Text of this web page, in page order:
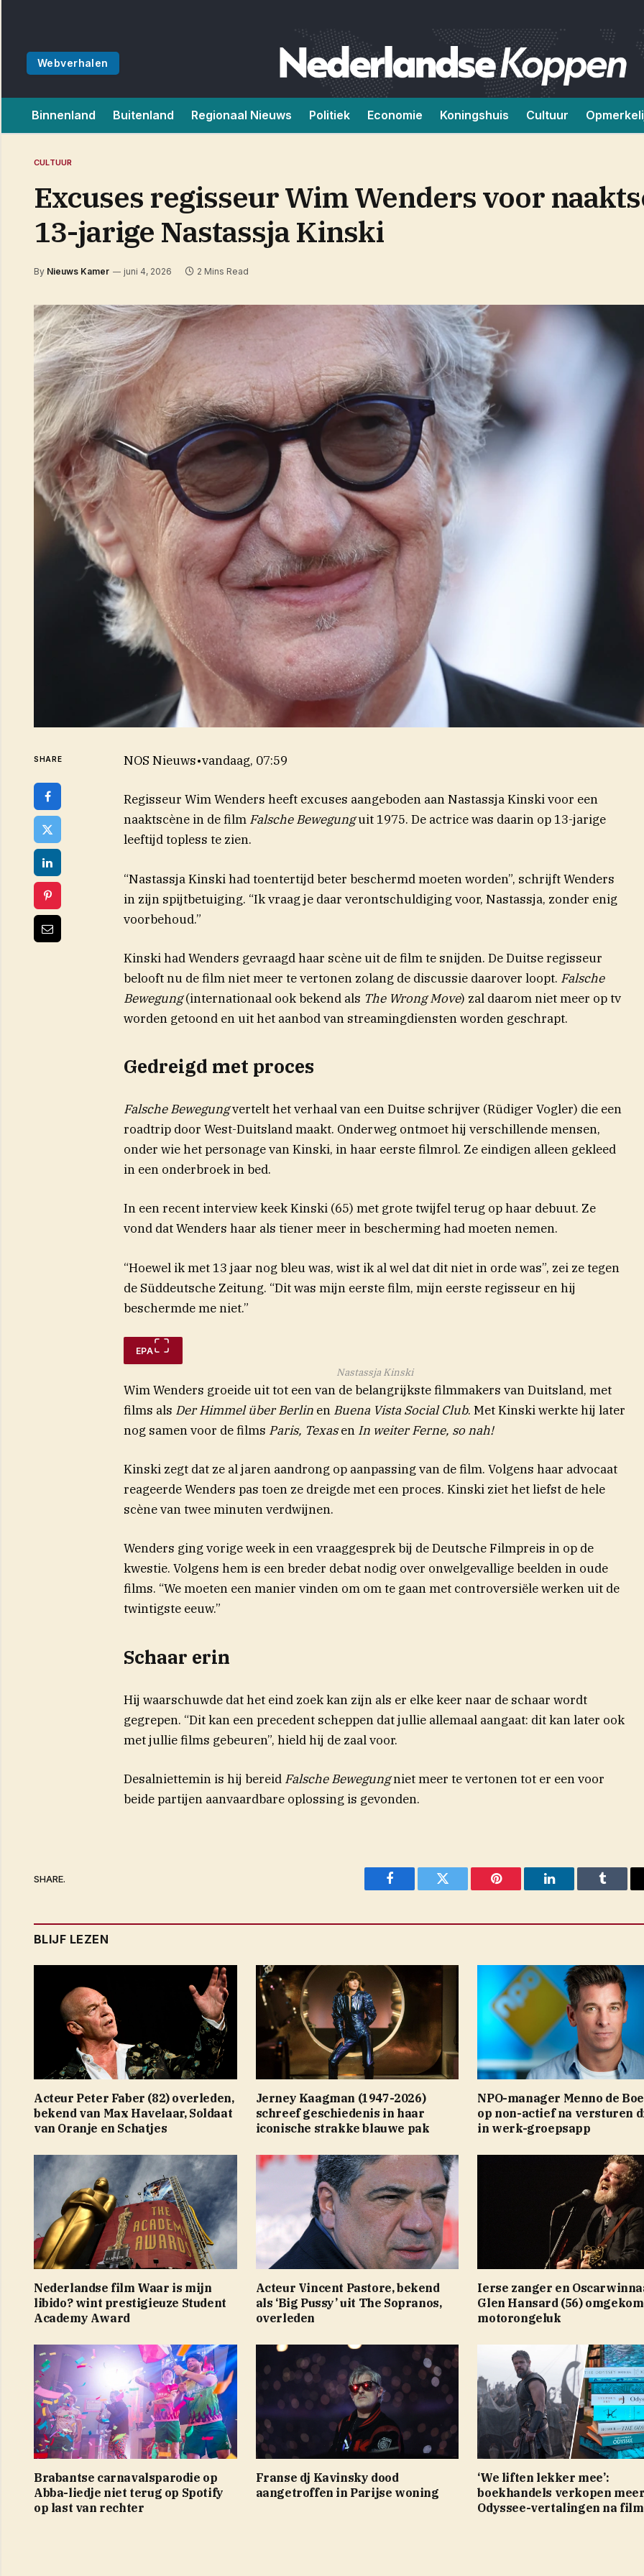
Webverhalen
Binnenland Buitenland Regionaal Nieuws Politiek Economie Koningshuis Cultuur
CULTUUR
Excuses regisseur Wim Wenders voor
13-jarige Nastassja Kinski
By Nieuws Kamer juni 4, 2026 2 Mins Read
SHARE NOS Nieuws•vandaag, 07:59
Regisseur Wim Wenders heeft excuses aangeboden aan Nastassja Kinski voor een
naaktscène in de film Falsche Bewegunguit 1975. De actrice was daarin op 13-jarige
leeftijd topless te zien.
“Nastassja Kinski had toentertijd beter beschermd moeten worden”, schrijft Wenders
in zijn spijtbetuiging. “Ik vraag je daar verontschuldiging voor, Nastassja, zonder enig
voorbehoud.”
Kinski had Wenders gevraagd haar scène uit de film te snijden. De Duitse regisseur
belooft nu de film niet meer te vertonen zolang de discussie daarover loopt. Falsche
Bewegung(internationaal ook bekend als The Wrong Move) zal daarom niet meer op tv
worden getoond en uit het aanbod van streamingdiensten worden geschrapt.
Gedreigd met proces
Falsche Bewegungvertelt het verhaal van een Duitse schrijver (Rüdiger Vogler) die een
roadtrip door West-Duitsland maakt. Onderweg ontmoet hij verschillende mensen,
onder wie het personage van Kinski, in haar eerste filmrol. Ze eindigen alleen gekleed
in een onderbroek in bed.
In een recent interview keek Kinski (65) met grote twijfel terug op haar debuut. Ze
vond dat Wenders haar als tiener meer in bescherming had moeten nemen.
“Hoewel ik met 13 jaar nog bleu was, wist ik al wel dat dit niet in orde was”, zei ze tegen
de Süddeutsche Zeitung. “Dit was mijn eerste film, mijn eerste regisseur en hij
beschermde me niet.”
EPA
Nastassja Kinski
Wim Wenders groeide uit tot een van de belangrijkste filmmakers van Duitsland, met
films als Der Himmel über Berlin en Buena Vista Social Club. Met Kinski werkte hij later
nog samen voor de films Paris, Texasen In weiter Ferne, so nah!
Kinski zegt dat ze al jaren aandrong op aanpassing van de film. Volgens haar advocaat
reageerde Wenders pas toen ze dreigde met een proces. Kinski ziet het liefst de hele
scène van twee minuten verdwijnen.
Wenders ging vorige week in een vraaggesprek bij de Deutsche Filmpreis in op de
kwestie. Volgens hem is een breder debat nodig over onwelgevallige beelden in oude
films. “We moeten een manier vinden om om te gaan met controversiële werken uit de
twintigste eeuw.”
Schaar erin
Hij waarschuwde dat het eind zoek kan zijn als er elke keer naar de schaar wordt
gegrepen. “Dit kan een precedent scheppen dat jullie allemaal aangaat: dit kan later ook
met jullie films gebeuren”, hield hij de zaal voor.
Desalniettemin is hij bereid Falsche Bewegungniet meer te vertonen tot er een voor
beide partijen aanvaardbare oplossing is gevonden.
SHARE.
Facebook Twitter Pinterest LinkedIn Tumblr
BLIJF LEZEN
Acteur Peter Faber (82) overleden,
bekend van Max Havelaar, Soldaat
van Oranje en Schatjes
Jerney Kaagman (1947-2026)
schreef geschiedenis in haar
iconische strakke blauwe pak
NPO-manager Menno de
op non-actief na versturen
in werk-groepsapp
Nederlandse film Waar is mijn
libido? wint prestigieuze Student
Academy Award
Acteur Vincent Pastore, bekend
als ‘Big Pussy’ uit The Sopranos,
overleden
Ierse zanger en
Glen Hansard (56)
motorongeluk
Brabantse carnavalsparodie op
Abba-liedje niet terug op Spotify
op last van rechter
Franse dj Kavinsky dood
aangetroffen in Parijse woning
‘We liften lekker mee’:
boekhandels verkopen meer
Odyssee-vertalingen na film